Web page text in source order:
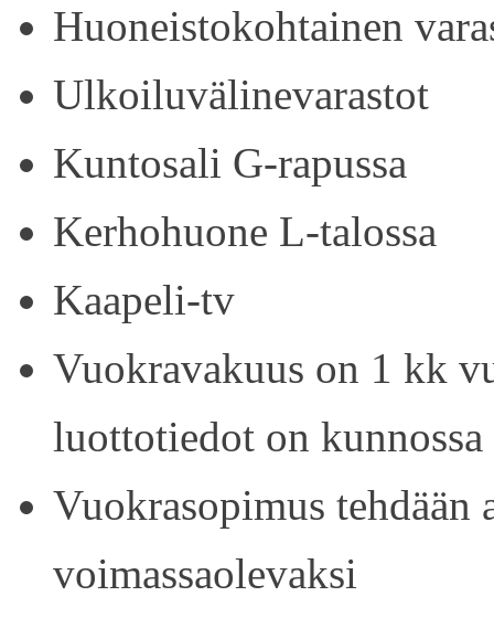
Huoneistokohtainen
Ulkoiluvälinevarastot
Kuntosali G-rapussa
Kerhohuone L-talossa
Kaapeli-tv
Vuokravakuus on 1 kk
luottotiedot on kunnossa
Vuokrasopimus tehdään
voimassaolevaksi